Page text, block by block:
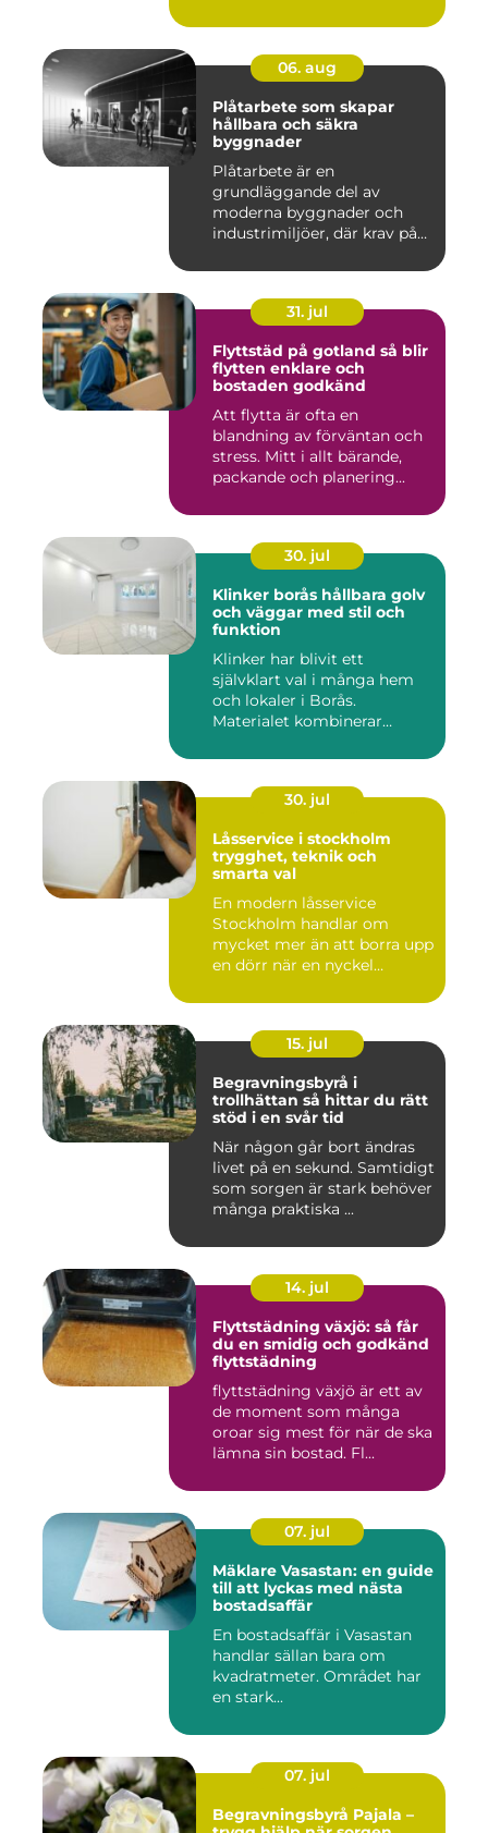
06. aug
Plåtarbete som skapar
hållbara och säkra
byggnader
Plåtarbete är en
grundläggande del av
moderna byggnader och
industrimiljöer, där krav på
31. jul
Flyttstäd på gotland så blir
flytten enklare och
bostaden godkänd
Att flytta är ofta en
blandning av förväntan och
stress. Mitt i allt bärande,
packande och planering...
30. jul
Klinker borås hållbara golv
och väggar med stil och
funktion
Klinker har blivit ett
självklart val i många hem
och lokaler i Borås.
Materialet kombinerar
30. jul
Låsservice i stockholm
trygghet, teknik och
smarta val
En modern låsservice
Stockholm handlar om
mycket mer än att borra upp
en dörr när en nyckel
15. jul
Begravningsbyrå i
trollhättan så hittar du rätt
stöd i en svår tid
När någon går bort ändras
livet på en sekund. Samtidigt
som sorgen är stark behöver
många praktiska ...
14. jul
Flyttstädning växjö: så får
du en smidig och godkänd
flyttstädning
flyttstädning växjö är ett av
de moment som många
oroar sig mest för när de ska
lämna sin bostad. Fl...
07. jul
Mäklare Vasastan: en guide
till att lyckas med nästa
bostadsaffär
En bostadsaffär i Vasastan
handlar sällan bara om
kvadratmeter. Området har
en stark...
07. jul
Begravningsbyrå Pajala –